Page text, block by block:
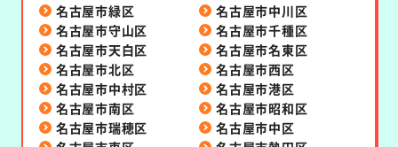
名古屋市緑区
名古屋市中川区
名古屋市守山区
名古屋市千種区
名古屋市天白区
名古屋市名東区
名古屋市北区
名古屋市西区
名古屋市中村区
名古屋市港区
名古屋市南区
名古屋市昭和区
名古屋市瑞穂区
名古屋市中区